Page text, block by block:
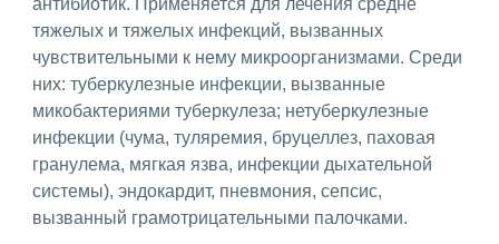
антибиотик. Применяется для лечения средне
тяжелых и тяжелых инфекций, вызванных
чувствительными к нему микроорганизмами. Среди
них: туберкулезные инфекции, вызванные
микобактериями туберкулеза; нетуберкулезные
инфекции (чума, туляремия, бруцеллез, паховая
гранулема, мягкая язва, инфекции дыхательной
системы), эндокардит, пневмония, сепсис,
вызванный грамотрицательными палочками.